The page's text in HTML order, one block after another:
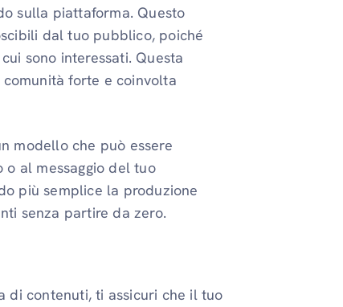
sulla piattaforma. Questo
dal tuo pubblico, poiché
sono interessati. Questa
forte e coinvolta
modello che può essere
al messaggio del tuo
più semplice la produzione
senza partire da zero.
di contenuti, ti assicuri che il tuo